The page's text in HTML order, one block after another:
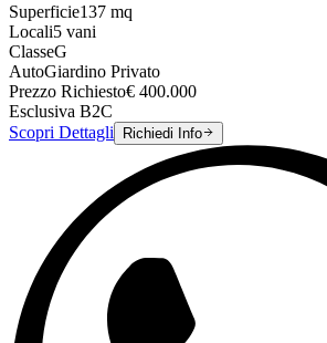
Superficie137 mq
Locali5 vani
ClasseG
AutoGiardino Privato
Prezzo Richiesto€ 400.000
Esclusiva B2C
Scopri Dettagli
Richiedi Info